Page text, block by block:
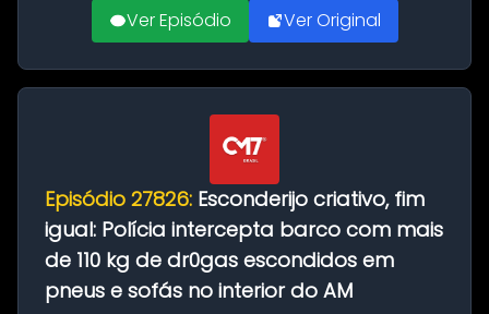
Ver Episódio Ver Original
Episódio 27826: Esconderijo criativo, fim
igual: Polícia intercepta barco com mais
de 110 kg de dr0gas escondidos em
pneus e sofás no interior do AM